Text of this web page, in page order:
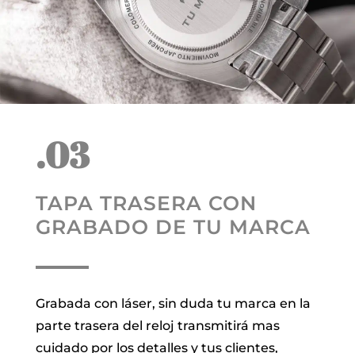
.03
TAPA TRASERA CON
GRABADO DE TU MARCA
Grabada con láser, sin duda tu marca en la
parte trasera del reloj transmitirá mas
cuidado por los detalles y tus clientes,